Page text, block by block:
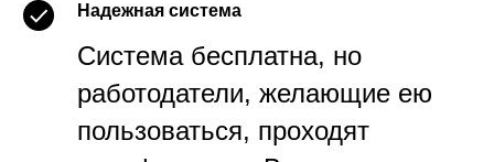
Надежная система
Система бесплатна, но
работодатели, желающие ею
пользоваться, проходят